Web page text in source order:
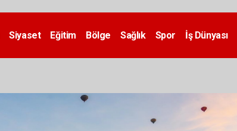
Siyaset Eğitim Bölge Sağlık Spor İş Dünyası